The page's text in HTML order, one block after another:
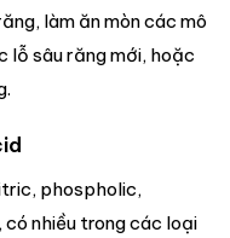
làm ăn mòn các mô
lỗ sâu răng mới, hoặc
phospholic,
nhiều trong các loại